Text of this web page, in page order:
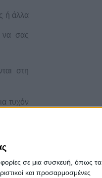
σε μια συσκευή, όπως τα
και προσαρμοσμένες
ή άλλα
να σας
στη
τυχόν